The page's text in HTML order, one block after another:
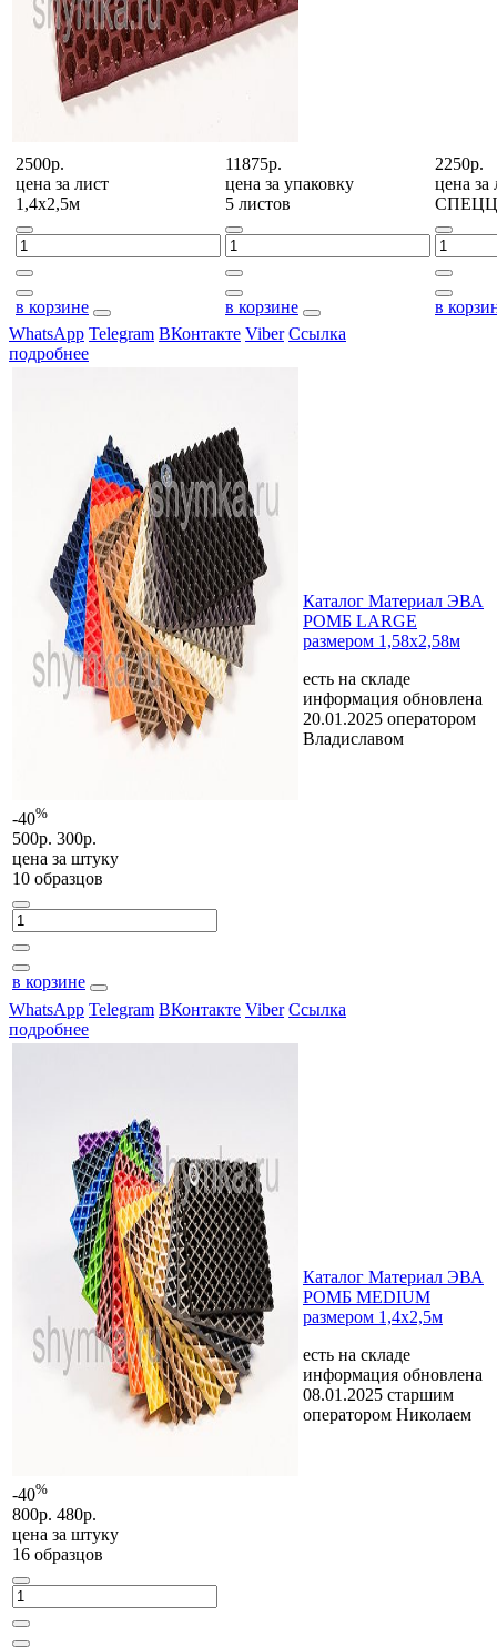
2500р.
цена за лист
1,4х2,5м
в корзине
11875р.
цена за упаковку
5 листов
в корзине
2250р.
цена за
в
WhatsApp Telegram ВКонтакте Viber Ссылка
подробнее
-40%
500р. 300р.
цена за штуку
10 образцов
в корзине
Каталог Материал ЭВА
РОМБ LARGE
размером 1,58x2,58м
есть на складе
информация обновлена
20.01.2025 оператором
Владиславом
WhatsApp Telegram ВКонтакте Viber Ссылка
подробнее
-40%
800р. 480р.
цена за штуку
16 образцов
Каталог Материал ЭВА
РОМБ MEDIUM
размером 1,4х2,5м
есть на складе
информация обновлена
08.01.2025 старшим
оператором Николаем